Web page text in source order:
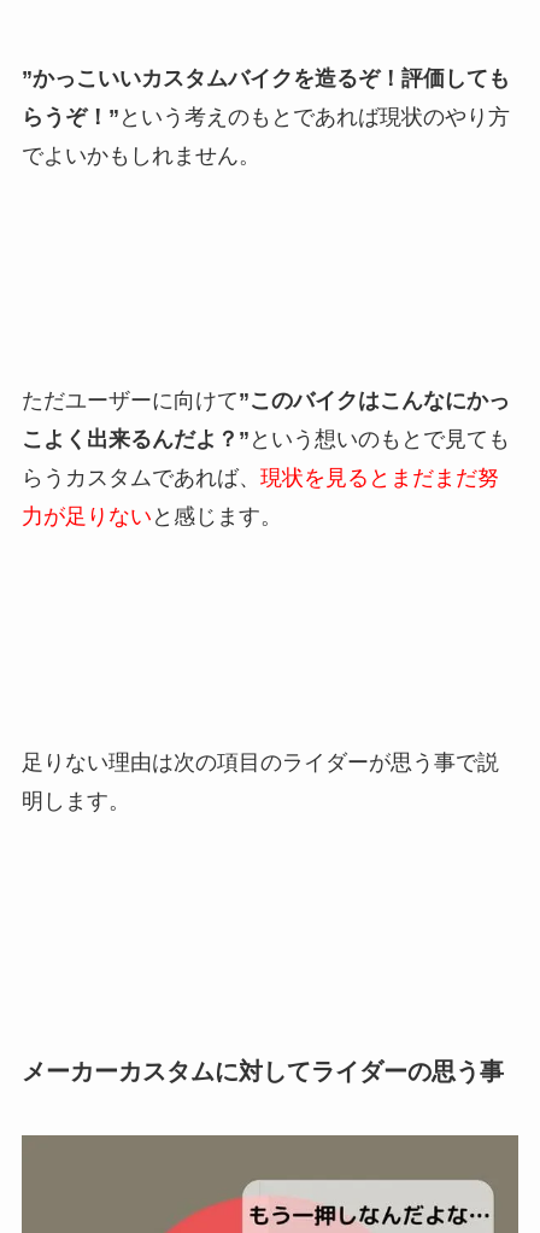
”かっこいいカスタムバイクを造るぞ！評価しても
らうぞ！” という考えのもとであれば現状のやり方
でよいかもしれません。
ただユーザーに向けて”このバイクはこんなにかっ
こよく出来るんだよ？” という想いのもとで見ても
らうカスタムであれば、 現状を見るとまだまだ努
力が足りない と感じます。
足りない理由は次の項目のライダーが思う事で説
明します。
メーカーカスタムに対してライダーの思う事